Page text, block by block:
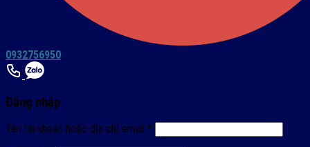
0932756950
Đăng nhập
Tên tài khoản hoặc địa chỉ email *